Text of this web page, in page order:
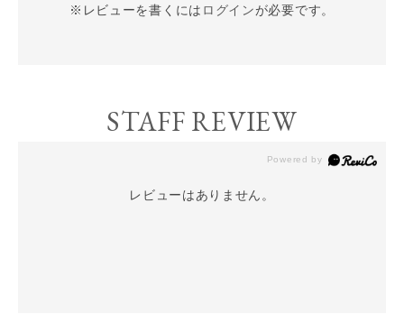
※レビューを書くには ログインが必要です。
STAFF REVIEW
レビューはありません。